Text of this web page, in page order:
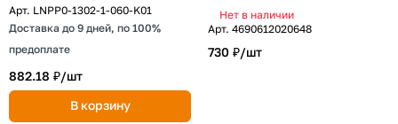
Арт. LNPP0-1302-1-060-K01
Доставка до 9 дней, по 100%
предоплате
882.18 ₽/шт
В корзину
Нет в наличии
Арт. 4690612020648
730 ₽/шт